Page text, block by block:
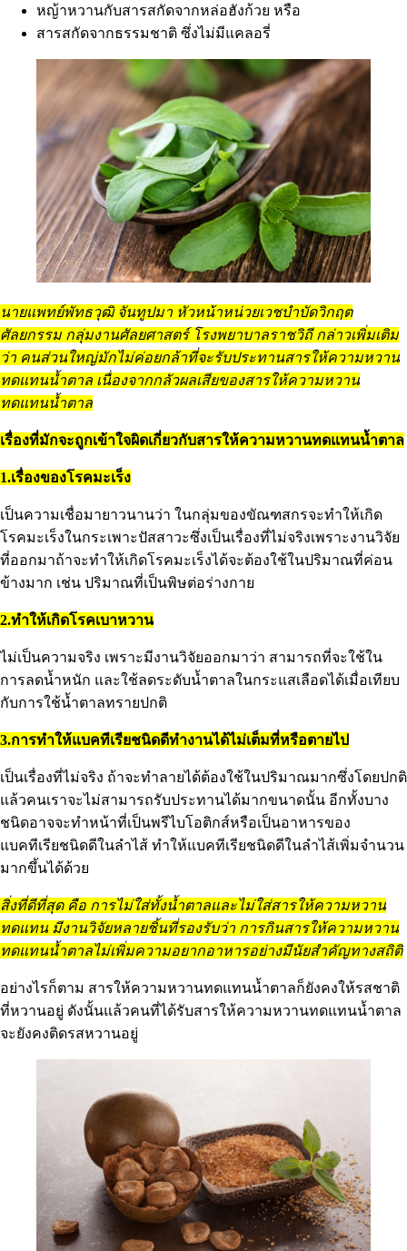
หญ้าหวานกับสารสกัดจากหล่อฮังก้วย หรือ
สารสกัดจากธรรมชาติ ซึ่งไม่มีแคลอรี่
นายแพทย์พัทธวุฒิ จันทูปมา หัวหน้าหน่วยเวชบำบัดวิกฤต
ศัลยกรรม กลุ่มงานศัลยศาสตร์ โรงพยาบาลราชวิถี กล่าวเพิ่มเติม
ว่า คนส่วนใหญ่มักไม่ค่อยกล้าที่จะรับประทานสารให้ความหวาน
ทดแทนน้ำตาล เนื่องจากกลัวผลเสียของสารให้ความหวาน
ทดแทนน้ำตาล
เรื่องที่มักจะถูกเข้าใจผิดเกี่ยวกับสารให้ความหวานทดแทนน้ำตาล
1.เรื่องของโรคมะเร็ง
เป็นความเชื่อมายาวนานว่า ในกลุ่มของขัณฑสกรจะทำให้เกิด
โรคมะเร็งในกระเพาะปัสสาวะซึ่งเป็นเรื่องที่ไม่จริงเพราะงานวิจัย
ที่ออกมาถ้าจะทำให้เกิดโรคมะเร็งได้จะต้องใช้ในปริมาณที่ค่อน
ข้างมาก เช่น ปริมาณที่เป็นพิษต่อร่างกาย
2.ทำให้เกิดโรคเบาหวาน
ไม่เป็นความจริง เพราะมีงานวิจัยออกมาว่า สามารถที่จะใช้ใน
การลดน้ำหนัก และใช้ลดระดับน้ำตาลในกระแสเลือดได้เมื่อเทียบ
กับการใช้น้ำตาลทรายปกติ
3.การทำให้แบคทีเรียชนิดดีทำงานได้ไม่เต็มที่หรือตายไป
เป็นเรื่องที่ไม่จริง ถ้าจะทำลายได้ต้องใช้ในปริมาณมากซึ่งโดยปกติ
แล้วคนเราจะไม่สามารถรับประทานได้มากขนาดนั้น อีกทั้งบาง
ชนิดอาจจะทำหน้าที่เป็นพรีไบโอติกส์หรือเป็นอาหารของ
แบคทีเรียชนิดดีในลำไส้ ทำให้แบคทีเรียชนิดดีในลำไส้เพิ่มจำนวน
มากขึ้นได้ด้วย
สิ่งที่ดีที่สุด คือ การไม่ใส่ทั้งน้ำตาลและไม่ใส่สารให้ความหวาน
ทดแทน มีงานวิจัยหลายชิ้นที่รองรับว่า การกินสารให้ความหวาน
ทดแทนน้ำตาลไม่เพิ่มความอยากอาหารอย่างมีนัยสำคัญทางสถิติ
อย่างไรก็ตาม สารให้ความหวานทดแทนน้ำตาลก็ยังคงให้รสชาติ
ที่หวานอยู่ ดังนั้นแล้วคนที่ได้รับสารให้ความหวานทดแทนน้ำตาล
จะยังคงติดรสหวานอยู่